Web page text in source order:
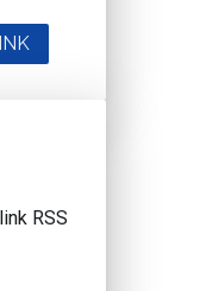
RSS